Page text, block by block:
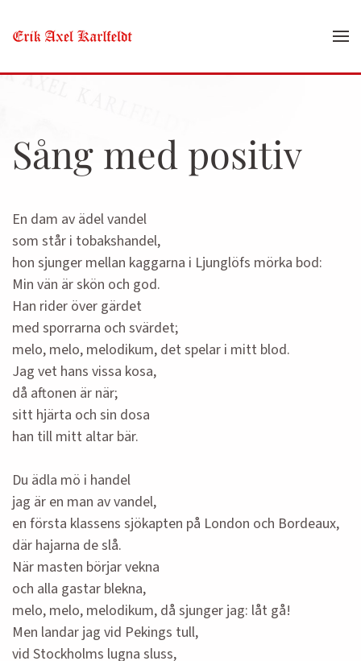
Skip to main content
Sång med positiv
En dam av ädel vandel
som står i tobakshandel,
hon sjunger mellan kaggarna i Ljunglöfs mörka bod:
Min vän är skön och god.
Han rider över gärdet
med sporrarna och svärdet;
melo, melo, melodikum, det spelar i mitt blod.
Jag vet hans vissa kosa,
då aftonen är när;
sitt hjärta och sin dosa
han till mitt altar bär.
Du ädla mö i handel
jag är en man av vandel,
en första klassens sjökapten på London och Bordeaux,
där hajarna de slå.
När masten börjar vekna
och alla gastar blekna,
melo, melo, melodikum, då sjunger jag: låt gå!
Men landar jag vid Pekings tull,
vid Stockholms lugna sluss,